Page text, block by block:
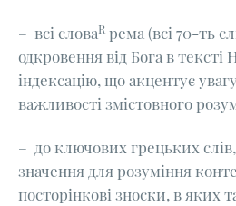
– всі словаR рема (всі 70-ть
одкровення від Бога в тексті
індексацію, що акцентує
важливості змістовного
– до ключових грецьких
значення для розуміння
посторінкові зноски, в яких